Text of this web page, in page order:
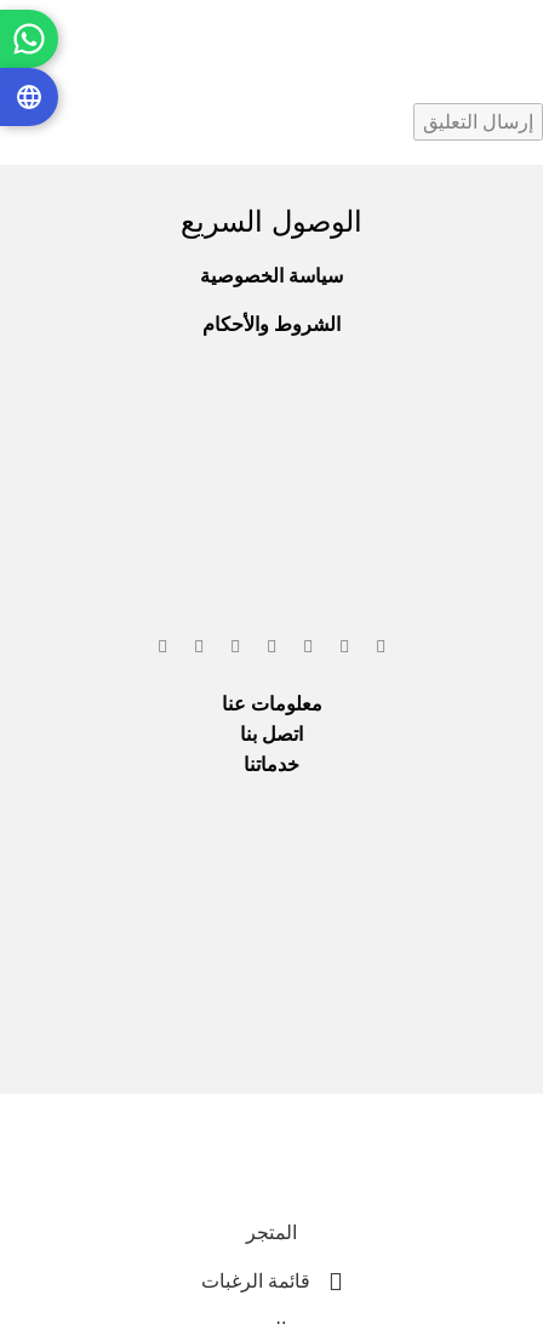
الوصول السريع
سياسة الخصوصية
الشروط والأحكام
معلومات عنا
اتصل بنا
خدماتنا
المتجر
قائمة الرغبات